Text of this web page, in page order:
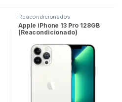
Reacondicionados
Apple iPhone 13 Pro 128GB
(Reacondicionado)